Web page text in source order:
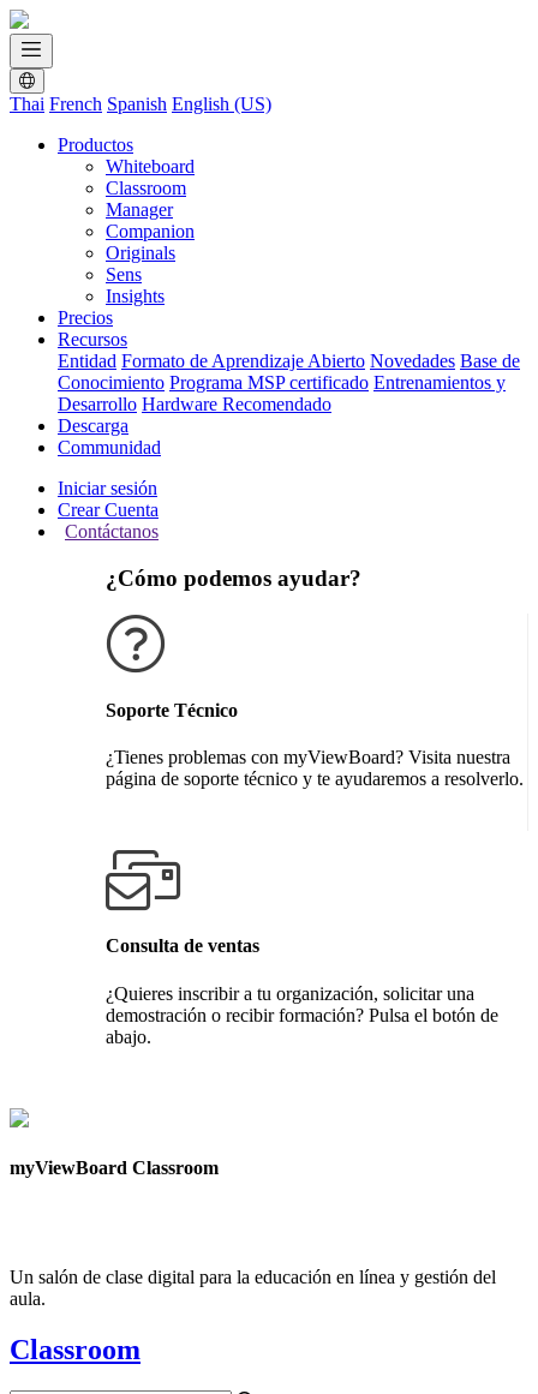
Thai French Spanish English (US)
Productos
Whiteboard
Classroom
Manager
Companion
Originals
Sens
Insights
Precios
Recursos
Entidad Formato de Aprendizaje Abierto Novedades Base de
Conocimiento Programa MSP certificado Entrenamientos y
Desarrollo Hardware Recomendado
Descarga
Communidad
Iniciar sesión
Crear Cuenta
Contáctanos
¿Cómo podemos ayudar?
Soporte Técnico
¿Tienes problemas con myViewBoard? Visita nuestra
página de soporte técnico y te ayudaremos a resolverlo.
Consulta de ventas
¿Quieres inscribir a tu organización, solicitar una
demostración o recibir formación? Pulsa el botón de
abajo.
myViewBoard Classroom
Un salón de clase digital para la educación en línea y gestión del
aula.
Classroom